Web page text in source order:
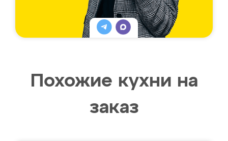
Похожие кухни на
заказ